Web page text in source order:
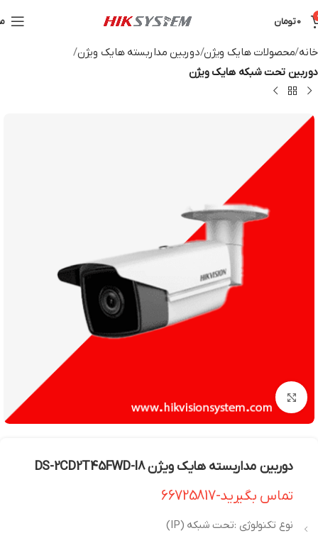
0تومان
خانه محصولات هایک ویژن دوربین مداربسته هایک ویژن
دوربین تحت شبکه هایک ویژن
بزرگنمایی تصویر
دوربین مداربسته هایک ویژن DS-2CD2T45FWD-I8
تماس بگیرید-66725817
نوع تکنولوژی : تحت شبکه (IP)